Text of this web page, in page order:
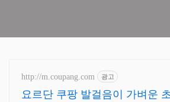
http://m.coupang.com 광고
요르단 쿠팡 발걸음이 가벼운